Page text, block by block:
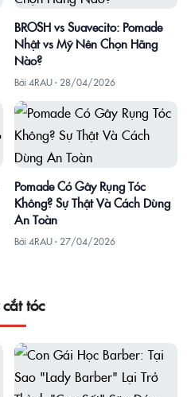
BROSH vs Suavecito: Pomade
Nhật vs Mỹ Nên Chọn Hãng
Nào?
Bởi 4RAU · 28/04/2026
Pomade Có Gây Rụng Tóc
Không? Sự Thật Và Cách Dùng
An Toàn
Bởi 4RAU · 27/04/2026
tóc